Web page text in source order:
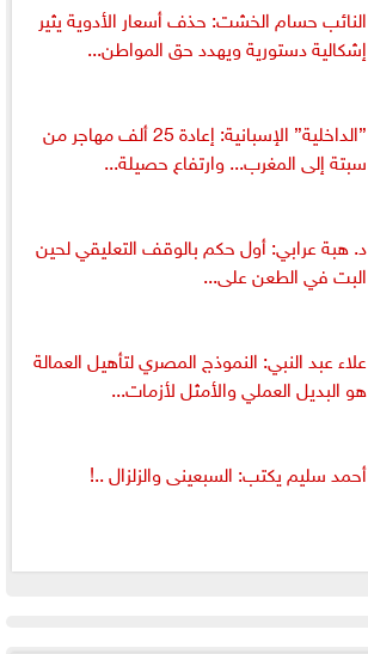
النائب حسام الخشت: حذف أسعار الأدوية يثير
إشكالية دستورية ويهدد حق المواطن...
”الداخلية” الإسبانية: إعادة 25 ألف مهاجر من
سبتة إلى المغرب... وارتفاع حصيلة...
د. هبة عرابي: أول حكم بالوقف التعليقي لحين
البت في الطعن على...
علاء عبد النبي: النموذج المصري لتأهيل العمالة
هو البديل العملي والأمثل لأزمات...
أحمد سليم يكتب: السبعينى والزلزال ..!